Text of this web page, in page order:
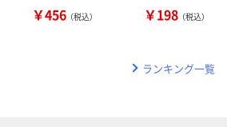
￥456 （税込） ￥198 （税込）
ランキング一覧